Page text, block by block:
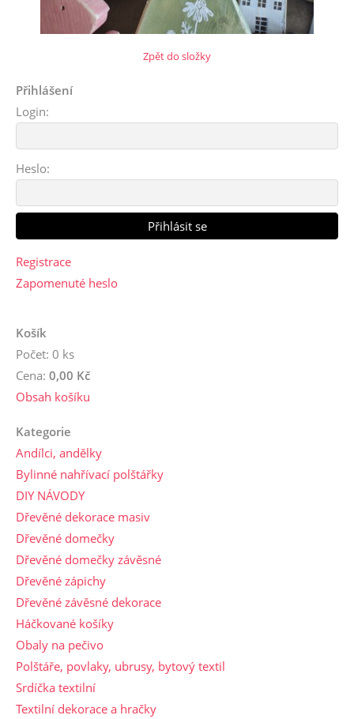
Zpět do složky
Přihlášení
Login:
Heslo:
Registrace
Zapomenuté heslo
Košík
Počet: 0 ks
Cena: 0,00 Kč
Obsah košíku
Kategorie
Andílci, andělky
Bylinné nahřívací polštářky
DIY NÁVODY
Dřevěné dekorace masiv
Dřevěné domečky
Dřevěné domečky závěsné
Dřevěné zápichy
Dřevěné závěsné dekorace
Háčkované košíky
Obaly na pečivo
Polštáře, povlaky, ubrusy, bytový textil
Srdíčka textilní
Textilní dekorace a hračky